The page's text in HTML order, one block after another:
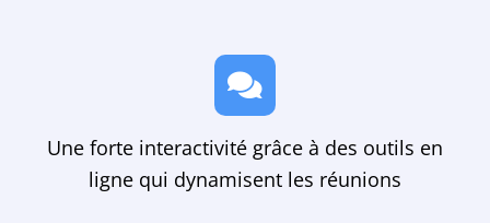
Une forte interactivité grâce à des outils en
ligne qui dynamisent les réunions